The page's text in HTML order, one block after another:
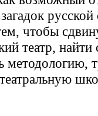
чтобы
театр,
методологию,